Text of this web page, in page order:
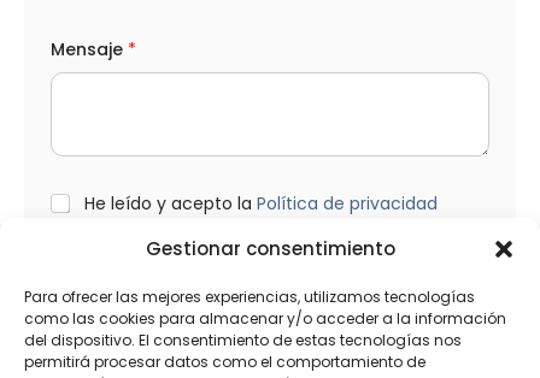
Gestionar consentimiento
Para ofrecer las mejores experiencias, utilizamos tecnologías
como las cookies para almacenar y/o acceder a la información
del dispositivo. El consentimiento de estas tecnologías nos
permitirá procesar datos como el comportamiento de
o
p
n
l
)
c
i
o
n
Mensaje *
L
He leído y acepto la Política de privacidad
Enviar